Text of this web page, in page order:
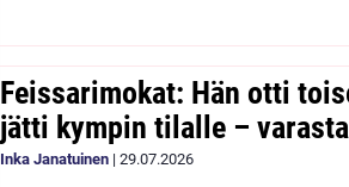
Feissarimokat: Hän otti
jätti kympin tilalle –
Inka Janatuinen | 29.07.2026